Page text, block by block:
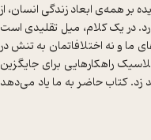
بر همه‌ی ابعاد زندگی انسان، از
در یک کلام، میل تقلیدی است
و نه اختلافاتمان به تنش در
راهکارهایی برای جایگزین
زد. کتاب حاضر به ما یاد می‌دهد